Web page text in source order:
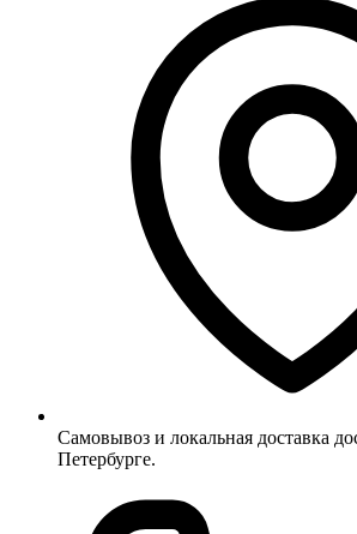
Самовывоз и локальная доставка
Петербурге.